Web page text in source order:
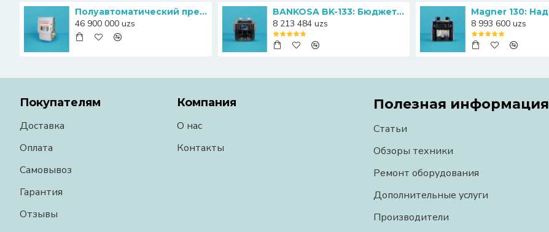
Полуавтоматический пресс-упаковщик банкнот Canny S20
46 900 000 uzs
BANKOSA BK-133: Бюджетный счетчик банкнот с функцией определения номиналов
8 213 484 uzs 8 993 600 uzs
Покупателям
Доставка
Оплата
Самовывоз
Гарантия
Отзывы
Компания
О нас
Контакты
Полезная информация
Статьи
Обзоры техники
Ремонт оборудования
Дополнительные услуги
Производители